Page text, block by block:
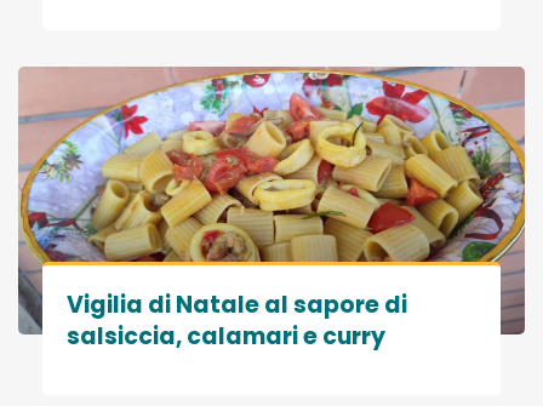
Vigilia di Natale al sapore di
salsiccia, calamari e curry